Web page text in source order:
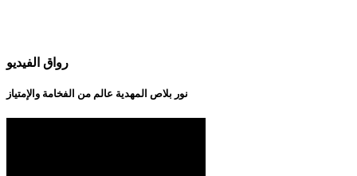
رواق الفيديو
نور بلاص المهدية عالم من الفخامة والإمتياز